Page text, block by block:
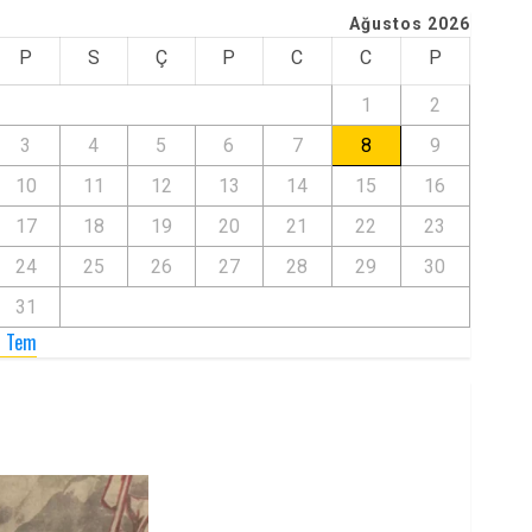
Ağustos 2026
P S Ç P C C P
1
2
3
4 5 6 7 8
9
10
11 12 13 14 15
16
17
18 19 20 21 22
23
24
25 26 27 28 29
30
31